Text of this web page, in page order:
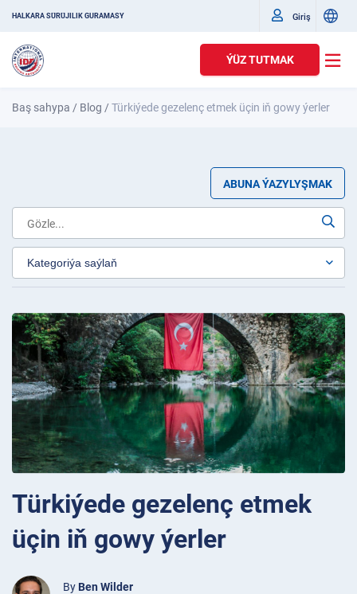
HALKARA SÜRÜJILIK GURAMASY Giriş
ÝÜZ TUTMAK
Baş sahypa / Blog /Türkiýede gezelenç etmek üçin iň gowy ýerler
ABUNA ÝAZYLYŞMAK
Türkiýede gezelenç etmek
üçin iň gowy ýerler
By Ben Wilder